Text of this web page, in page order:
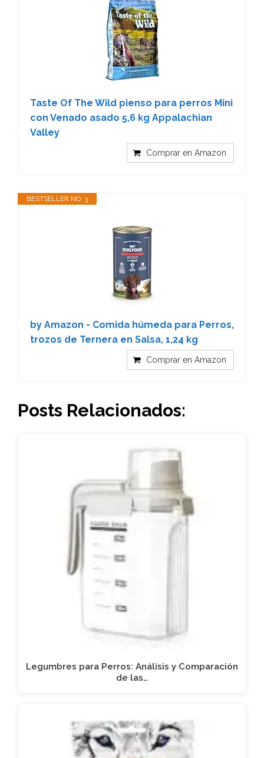
Taste Of The Wild pienso para perros Mini
con Venado asado 5,6 kg Appalachian
Valley
Comprar en Amazon
BESTSELLER NO. 3
by Amazon - Comida húmeda para Perros,
trozos de Ternera en Salsa, 1,24 kg
Comprar en Amazon
Posts Relacionados:
Legumbres para Perros: Análisis y Comparación
de las…